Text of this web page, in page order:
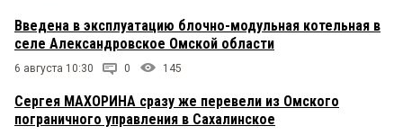
Введена в эксплуатацию блочно-модульная котельная в
селе Александровское Омской области
6 августа 10:30 0 145
Сергея МАХОРИНА сразу же перевели из Омского
пограничного управления в Сахалинское